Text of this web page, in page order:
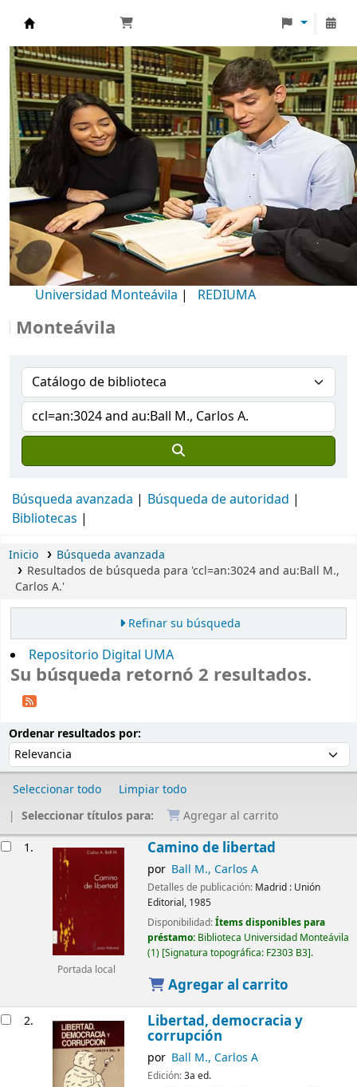
Biblioteca Universidad Monteávila
Universidad Monteávila | REDIUMA
Búsqueda avanzada
Búsqueda de autoridad
Bibliotecas
Inicio
Búsqueda avanzada
Resultados de búsqueda para 'ccl=an:3024 and au:Ball M.,
Carlos A.'
Refinar su búsqueda
Repositorio Digital UMA
Su búsqueda retornó 2 resultados.
Ordenar resultados por:
Seleccionar todo
Limpiar todo
Seleccionar títulos para:
Agregar al carrito
1.
Portada local
Camino de libertad
por Ball M., Carlos A
Detalles de publicación: Madrid : Unión
Editorial, 1985
Disponibilidad:Ítems disponibles para
préstamo: Biblioteca Universidad Monteávila
(1) Signatura topográfica: F2303 B3 .
Agregar al carrito
2. Libertad, democracia y
corrupción
por Ball M., Carlos A
Edición:3a ed.